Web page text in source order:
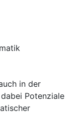
in der
Potenziale